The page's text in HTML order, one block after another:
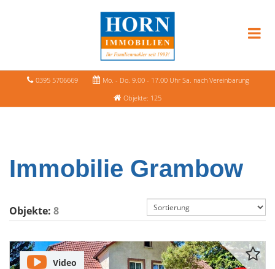
0395 5706669
Mo. - Do. 9.00 - 17.00 Uhr Sa. nach Vereinbarung
Objekte: 125
Immobilie Grambow
Objekte: 8
Video